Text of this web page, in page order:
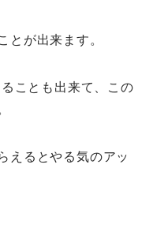
とが出来ます。
ことも出来て、この
えるとやる気のアッ